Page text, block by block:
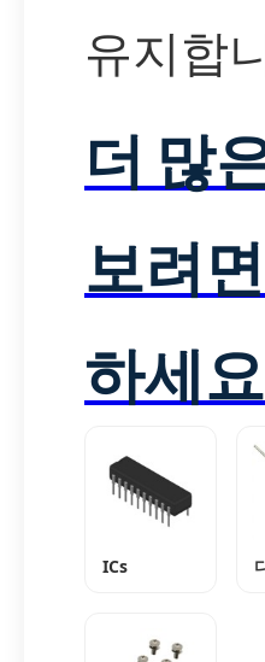
유지합
더 많
보려
하세
ICs